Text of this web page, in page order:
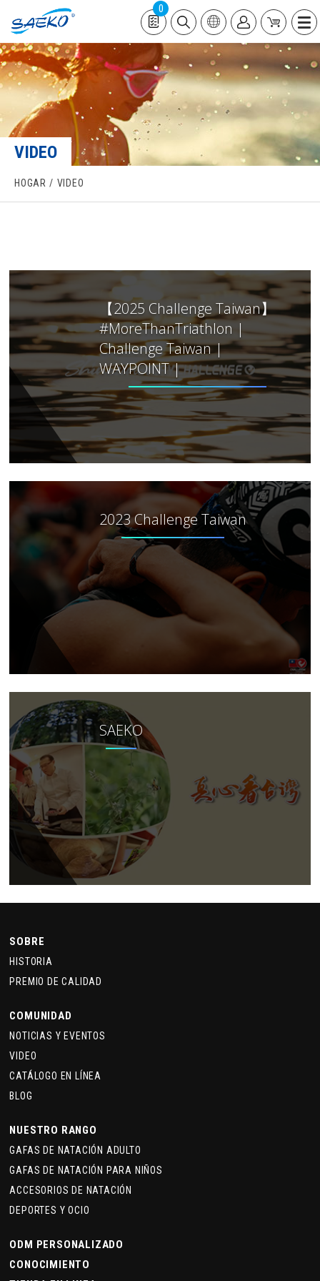
0
VIDEO
HOGAR VIDEO
【2025 Challenge Taiwan】
#MoreThanTriathlon |
Challenge Taiwan |
WAYPOINT |
2023 Challenge Taiwan
SAEKO
SOBRE
HISTORIA
PREMIO DE CALIDAD
COMUNIDAD
NOTICIAS Y EVENTOS
VIDEO
CATÁLOGO EN LÍNEA
BLOG
NUESTRO RANGO
GAFAS DE NATACIÓN ADULTO
GAFAS DE NATACIÓN PARA NIÑOS
ACCESORIOS DE NATACIÓN
DEPORTES Y OCIO
ODM PERSONALIZADO
CONOCIMIENTO